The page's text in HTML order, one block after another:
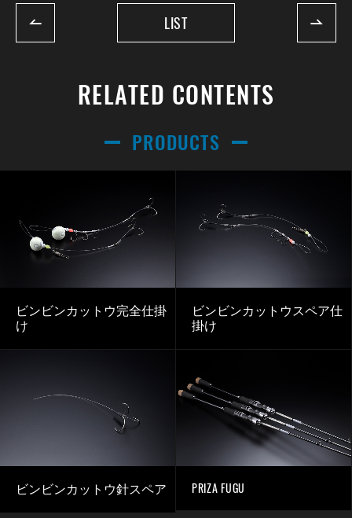
LIST
RELATED CONTENTS
PRODUCTS
ビンビンカットウ完全仕掛
け
ビンビンカットウスペア仕
掛け
ビンビンカットウ針スペア PRIZA FUGU